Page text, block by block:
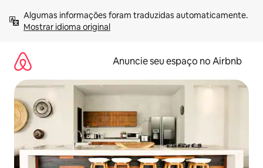
para
Mostrar idioma original
Anuncie seu espaço no Airbnb